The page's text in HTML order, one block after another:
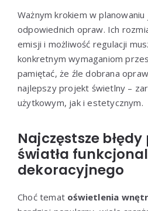
Ważnym krokiem w
odpowiednich opraw. Ich
emisji i możliwość regulacji
konkretnym wymaganiom
pamiętać, że źle dobrana
najlepszy projekt świetlny –
użytkowym, jak i estetycznym.
Najczęstsze
światła
dekoracyjnego
Choć temat oświetlenia